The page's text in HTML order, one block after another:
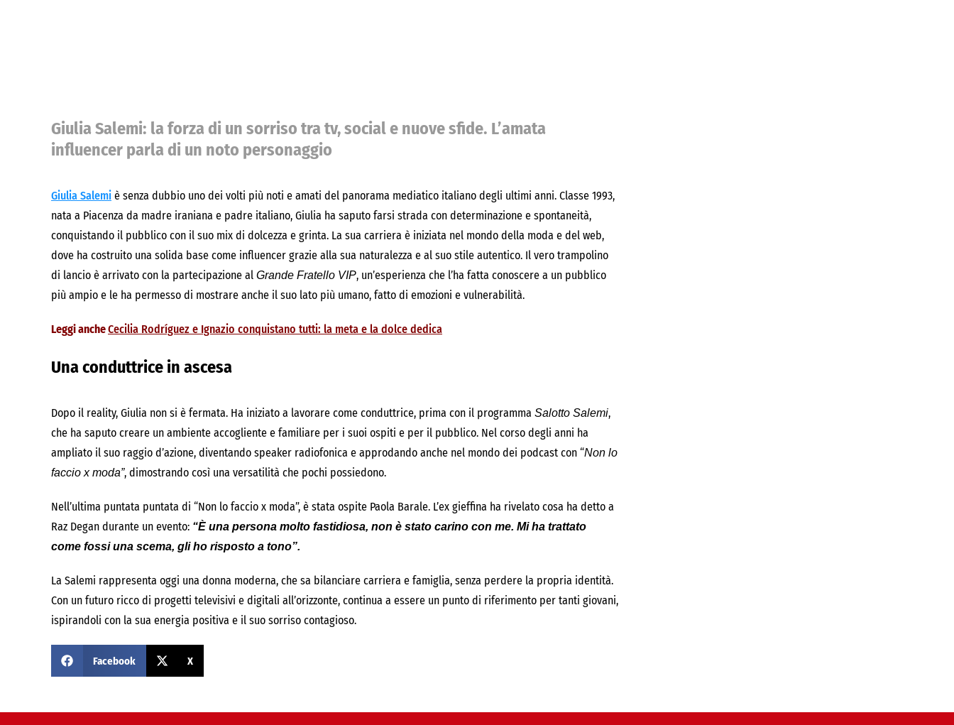
Giulia Salemi: la forza di un sorriso tra tv, social e nuove sfide. L’amata
influencer parla di un noto personaggio
Giulia Salemi è senza dubbio uno dei volti più noti e amati del panorama mediatico italiano degli ultimi anni. Classe 1993,
nata a Piacenza da madre iraniana e padre italiano, Giulia ha saputo farsi strada con determinazione e spontaneità,
conquistando il pubblico con il suo mix di dolcezza e grinta. La sua carriera è iniziata nel mondo della moda e del web,
dove ha costruito una solida base come influencer grazie alla sua naturalezza e al suo stile autentico. Il vero trampolino
di lancio è arrivato con la partecipazione al Grande Fratello VIP, un’esperienza che l’ha fatta conoscere a un pubblico
più ampio e le ha permesso di mostrare anche il suo lato più umano, fatto di emozioni e vulnerabilità.
Leggi ancheCecilia Rodríguez e Ignazio conquistano tutti: la meta e la dolce dedica
Una conduttrice in ascesa
Dopo il reality, Giulia non si è fermata. Ha iniziato a lavorare come conduttrice, prima con il programma Salotto Salemi,
che ha saputo creare un ambiente accogliente e familiare per i suoi ospiti e per il pubblico. Nel corso degli anni ha
ampliato il suo raggio d’azione, diventando speaker radiofonica e approdando anche nel mondo dei podcast con “Non lo
faccio x moda”, dimostrando così una versatilità che pochi possiedono.
Nell’ultima puntata puntata di “Non lo faccio x moda”, è stata ospite Paola Barale. L’ex gieffina ha rivelato cosa ha detto a
Raz Degan durante un evento: “È una persona molto fastidiosa, non è stato carino con me. Mi ha trattato
come fossi una scema, gli ho risposto a tono”.
La Salemi rappresenta oggi una donna moderna, che sa bilanciare carriera e famiglia, senza perdere la propria identità.
Con un futuro ricco di progetti televisivi e digitali all’orizzonte, continua a essere un punto di riferimento per tanti giovani,
ispirandoli con la sua energia positiva e il suo sorriso contagioso.
Facebook X